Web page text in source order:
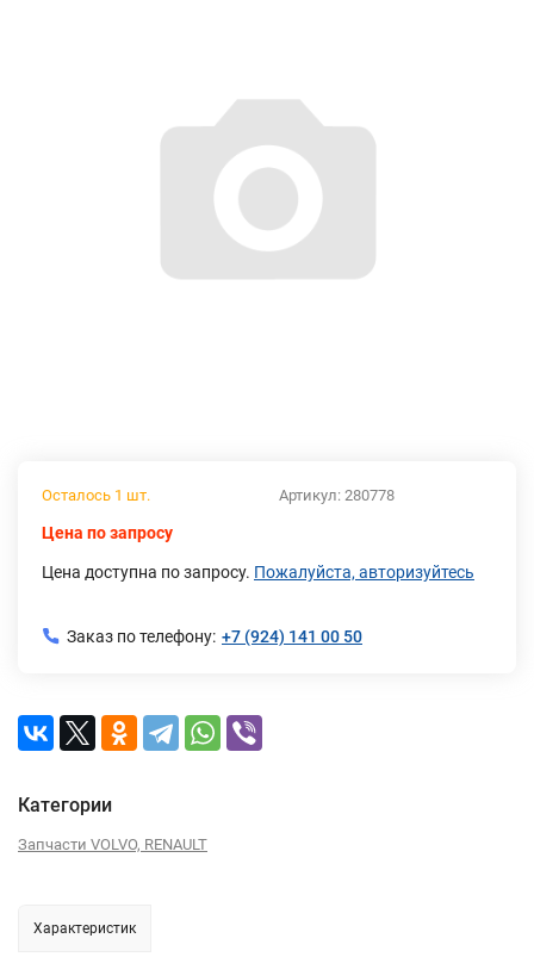
Артикул: 280778
Осталось 1 шт.
Цена по запросу
Цена доступна по запросу. Пожалуйста, авторизуйтесь
Заказ по телефону: +7 (924) 141 00 50
Категории
Запчасти VOLVO, RENAULT
Характеристик